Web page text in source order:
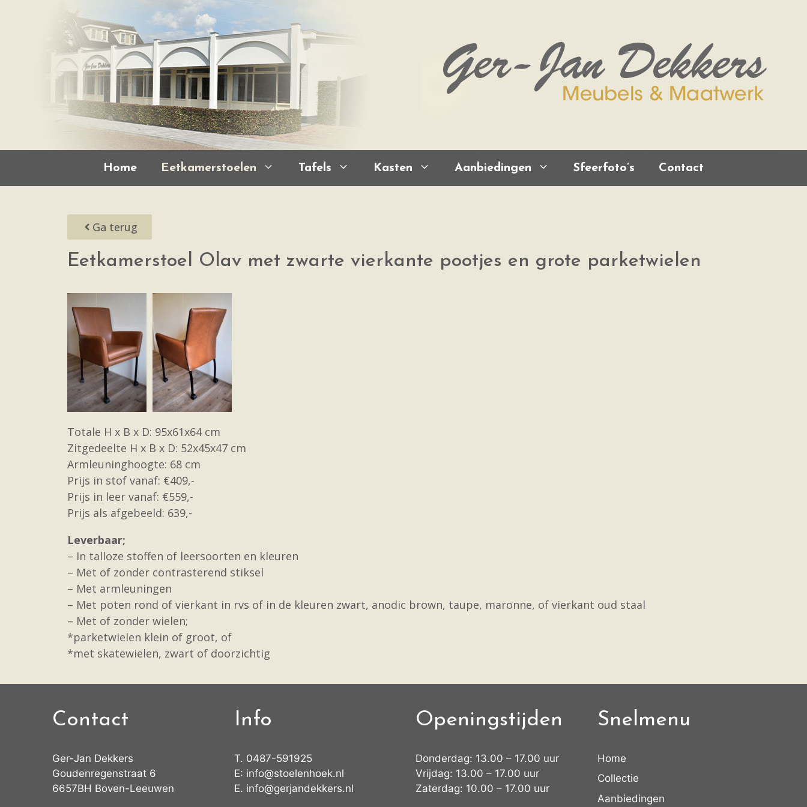
Home Eetkamerstoelen Tafels Kasten Aanbiedingen Sfeerfoto’s Contact
Ga terug
Eetkamerstoel Olav met zwarte vierkante pootjes en grote parketwielen
Totale H x B x D: 95x61x64 cm
Zitgedeelte H x B x D: 52x45x47 cm
Armleuninghoogte: 68 cm
Prijs in stof vanaf: €409,-
Prijs in leer vanaf: €559,-
Prijs als afgebeeld: 639,-
Leverbaar;
– In talloze stoffen of leersoorten en kleuren
– Met of zonder contrasterend stiksel
– Met armleuningen
– Met poten rond of vierkant in rvs of in de kleuren zwart, anodic brown, taupe, maronne, of vierkant oud staal
– Met of zonder wielen;
*parketwielen klein of groot, of
*met skatewielen, zwart of doorzichtig
Contact
Ger-Jan Dekkers
Goudenregenstraat 6
6657BH Boven-Leeuwen
Info
T. 0487-591925
E: info@stoelenhoek.nl
E. info@gerjandekkers.nl
Openingstijden
Donderdag: 13.00 – 17.00 uur
Vrijdag: 13.00 – 17.00 uur
Zaterdag: 10.00 – 17.00 uur
Snelmenu
Home
Collectie
Aanbiedingen